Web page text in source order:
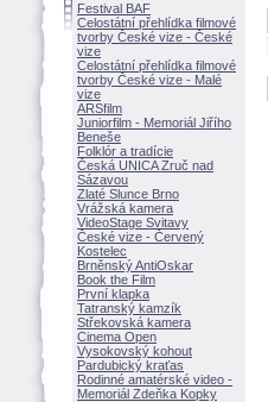
Festival BAF
Celostátní přehlídka filmové
tvorby České vize - České
vize
Celostátní přehlídka filmové
tvorby České vize - Malé
vize
ARSfilm
Juniorfilm - Memoriál Jiřího
Beneše
Folklór a tradície
Česká UNICA Zruč nad
Sázavou
Zlaté Slunce Brno
Vrážská kamera
VideoStage Svitavy
České vize - Červený
Kostelec
Brněnský AntiOskar
Book the Film
První klapka
Tatranský kamzík
Střekovská kamera
Cinema Open
Vysokovský kohout
Pardubický kraťas
Rodinné amatérské video -
Memoriál Zdeňka Kopky